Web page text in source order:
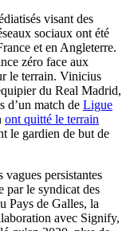
visant des
sociaux ont été
et en Angleterre.
zéro face aux
le terrain. Vinicius
du Real Madrid,
d’un match de Ligue
ont quitté le terrain
le gardien de but de
persistantes
par le syndicat des
Pays de Galles, la
avec Signify,